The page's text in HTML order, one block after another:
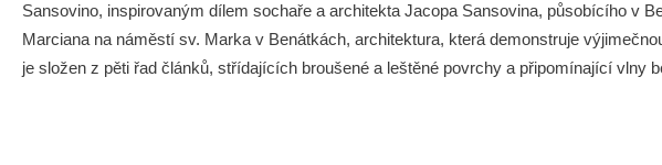
Sansovino, inspirovaným dílem sochaře a architekta Jacopa Sansovina, působícího v
Marciana na náměstí sv. Marka v Benátkách, architektura, která demonstruje
je složen z pěti řad článků, střídajících broušené a leštěné povrchy a připomínající vlny